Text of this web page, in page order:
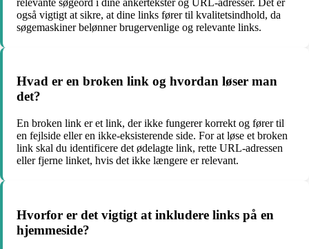
også vigtigt at sikre, at dine links fører til kvalitetsindhold, da
søgemaskiner belønner brugervenlige og relevante links.
Hvad er en broken link og hvordan løser man
det?
En broken link er et link, der ikke fungerer korrekt og fører til
en fejlside eller en ikke-eksisterende side. For at løse et broken
link skal du identificere det ødelagte link, rette URL-adressen
eller fjerne linket, hvis det ikke længere er relevant.
Hvorfor er det vigtigt at inkludere links på en
hjemmeside?